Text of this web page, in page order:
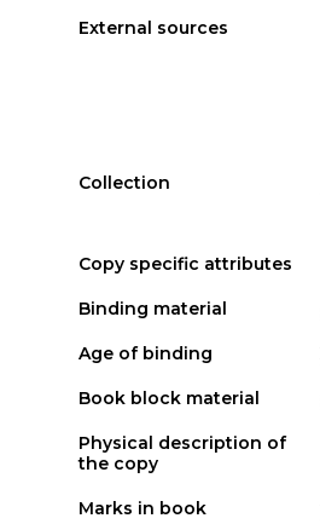
External sources
Collection
Copy specific attributes
Binding material
Age of binding
Book block material
Physical description of
the copy
Marks in book